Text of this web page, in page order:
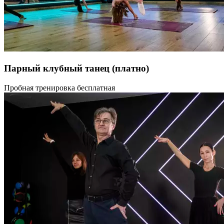
баланса. Длительность тренировки 55 или 85 минут.
Парный клубный танец (платно)
Научись танцевать с противоположным полом под любую
музыку.
Пробная тренировка бесплатная